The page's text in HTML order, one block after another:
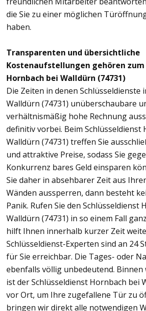
die Sie zu einer möglichen
haben.
Transparenten und übersichtliche
Kostenaufstellungen gehören zum
Hornbach bei Walldürn (74731)
Die Zeiten in denen Schlüsseldienste
Walldürn (74731) unüberschaubare
verhältnismäßig hohe Rechnung
definitiv vorbei. Beim Schlüsseldienst
Walldürn (74731) treffen Sie
und attraktive Preise, sodass Sie
Konkurrenz bares Geld einsparen
Sie daher in absehbarer Zeit aus
Wänden aussperren, dann besteht
Panik. Rufen Sie den Schlüsseldienst
Walldürn (74731) in so einem Fall
hilft Ihnen innerhalb kurzer Zeit
Schlüsseldienst-Experten sind an 24
für Sie erreichbar. Die Tages- oder
ebenfalls völlig unbedeutend.
ist der Schlüsseldienst Hornbach bei
vor Ort, um Ihre zugefallene Tür zu
bringen wir direkt alle notwendigen